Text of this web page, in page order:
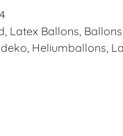
, Latex Ballons, Ballons
, Heliumballons,